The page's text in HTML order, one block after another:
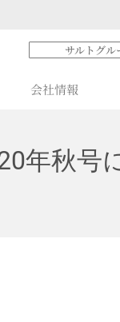
サルトグ
会社情報
年秋号